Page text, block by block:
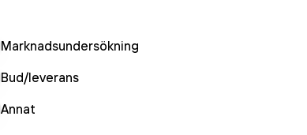
Marknadsundersökning
Bud/leverans
Annat